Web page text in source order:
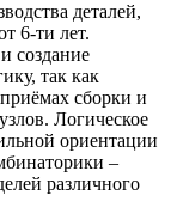
деталей,
6-ти лет.
создание
так как
сборки и
Логическое
ориентации
–
различного